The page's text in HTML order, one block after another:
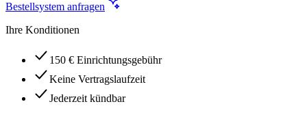
Bestellsystem anfragen
Ihre Konditionen
150 € Einrichtungsgebühr
Keine Vertragslaufzeit
Jederzeit kündbar